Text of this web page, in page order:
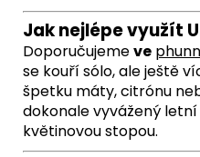
Jak nejlépe využít
Doporučujemeve
se kouří sólo, ale ještě
špetku máty, citrónu
dokonale vyvážený
květinovou stopou.